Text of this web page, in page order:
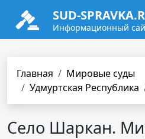
SUD-
Информационный
Главная
Мировые суды
Удмуртская Республика
Село Шаркан.